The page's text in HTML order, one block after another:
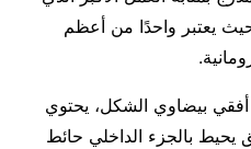
حيث يعتبر واحدًا من أعظم
بيضاوي الشكل، يحتوي
يحيط بالجزء الداخلي حائط